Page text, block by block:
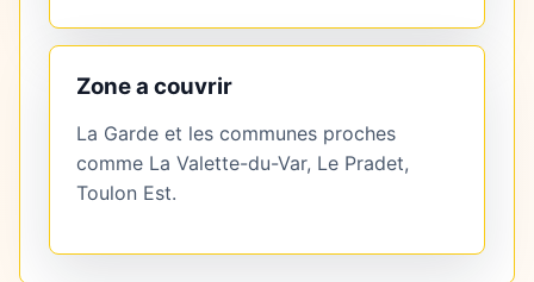
Zone a couvrir
La Garde et les communes proches
comme La Valette-du-Var, Le Pradet,
Toulon Est.